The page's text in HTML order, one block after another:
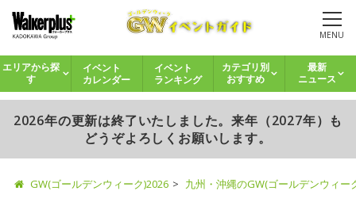
MENU
エリアから探
す
イベント
カレンダー
イベント
ランキング
カテゴリ別
おすすめ
最新
ニュース
2026年の更新は終了いたしました。来年（2027年）も
どうぞよろしくお願いします。
GW(ゴールデンウィーク)2026 九州・沖縄のGW(ゴールデンウィ